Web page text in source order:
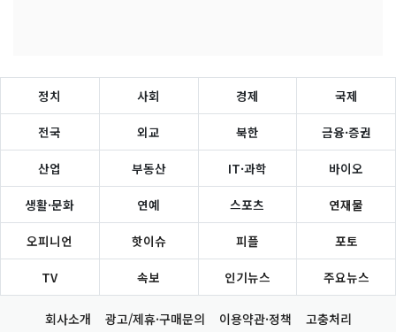
정치 사회 경제 국제
전국 외교 북한 금융·증권
산업 부동산 IT·과학 바이오
생활·문화 연예 스포츠 연재물
오피니언 핫이슈 피플 포토
TV 속보 인기뉴스 주요뉴스
회사소개 광고/제휴·구매문의 이용약관·정책 고충처리